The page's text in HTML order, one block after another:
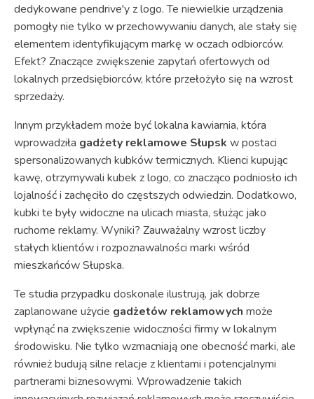
dedykowane pendrive'y z logo. Te niewielkie urządzenia
pomogły nie tylko w przechowywaniu danych, ale stały się
elementem identyfikującym markę w oczach odbiorców.
Efekt? Znaczące zwiększenie zapytań ofertowych od
lokalnych przedsiębiorców, które przełożyło się na wzrost
sprzedaży.
Innym przykładem może być lokalna kawiarnia, która
wprowadziła gadżety reklamowe Słupsk w postaci
spersonalizowanych kubków termicznych. Klienci kupując
kawę, otrzymywali kubek z logo, co znacząco podniosło ich
lojalność i zachęciło do częstszych odwiedzin. Dodatkowo,
kubki te były widoczne na ulicach miasta, służąc jako
ruchome reklamy. Wyniki? Zauważalny wzrost liczby
stałych klientów i rozpoznawalności marki wśród
mieszkańców Słupska.
Te studia przypadku doskonale ilustrują, jak dobrze
zaplanowane użycie gadżetów reklamowych może
wpłynąć na zwiększenie widoczności firmy w lokalnym
środowisku. Nie tylko wzmacniają one obecność marki, ale
również budują silne relacje z klientami i potencjalnymi
partnerami biznesowymi. Wprowadzenie takich